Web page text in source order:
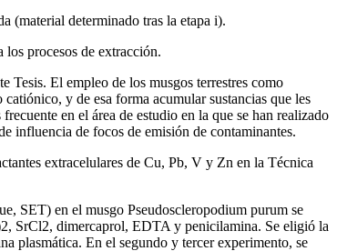
(material determinado tras la etapa i).
procesos de extracción.
Tesis. El empleo de los musgos terrestres como
y de esa forma acumular sustancias que les
en el área de estudio en la que se han realizado
influencia de focos de emisión de contaminantes.
extracelulares de Cu, Pb, V y Zn en la Técnica
SET) en el musgo Pseudoscleropodium purum se
SrCl2, dimercaprol, EDTA y penicilamina. Se eligió la
plasmática. En el segundo y tercer experimento, se